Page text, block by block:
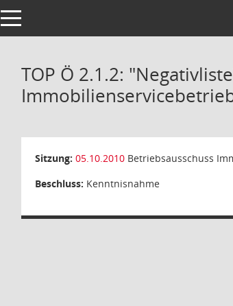
Toggle navigation
TOP Ö 2.1.2:
Sitzung: 05.10.2010 Betriebsausschuss
Beschluss: Kenntnisnahme